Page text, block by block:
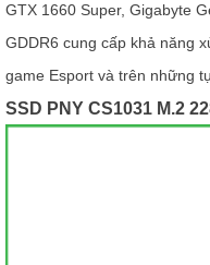
GTX 1660 Super, Gigabyte
GDDR6 cung cấp khả năng
game Esport và trên những
SSD PNY CS1031 M.2